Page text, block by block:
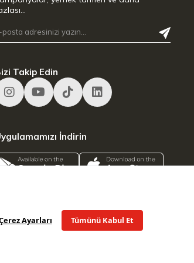
Takip Edin
İndirin